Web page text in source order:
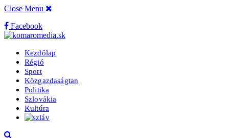
Close Menu
Facebook
Kezdőlap
Régió
Sport
Közgazdaságtan
Politika
Szlovákia
Kultúra